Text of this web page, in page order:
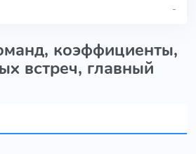
-
коэффициенты,
встреч, главный